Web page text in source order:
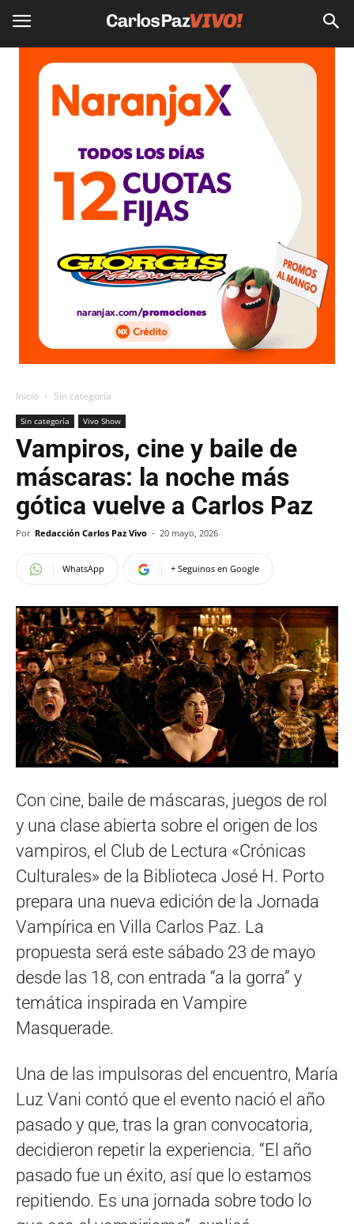
Inicio Sin categoría
Sin categoría Vivo Show
Vampiros, cine y baile de
máscaras: la noche más
gótica vuelve a Carlos Paz
Por Redacción Carlos Paz Vivo - 20 mayo, 2026
WhatsApp + Seguinos en Google
Con cine, baile de máscaras, juegos de rol
y una clase abierta sobre el origen de los
vampiros, el Club de Lectura «Crónicas
Culturales» de la Biblioteca José H. Porto
prepara una nueva edición de la Jornada
Vampírica en Villa Carlos Paz. La
propuesta será este sábado 23 de mayo
desde las 18, con entrada “a la gorra” y
temática inspirada en Vampire
Masquerade.
Una de las impulsoras del encuentro, María
Luz Vani contó que el evento nació el año
pasado y que, tras la gran convocatoria,
decidieron repetir la experiencia. “El año
pasado fue un éxito, así que lo estamos
repitiendo. Es una jornada sobre todo lo